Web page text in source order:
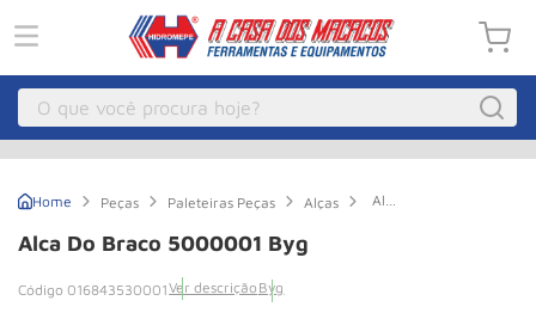
O que você procura hoje?
Peças Paleteiras Peças Alças
Alca
Alca Do Braco 5000001 Byg
016843530001Ver descrição Byg
Guincho Eletrico
3 Macaco Hidraulico
4º Talha Eletrica